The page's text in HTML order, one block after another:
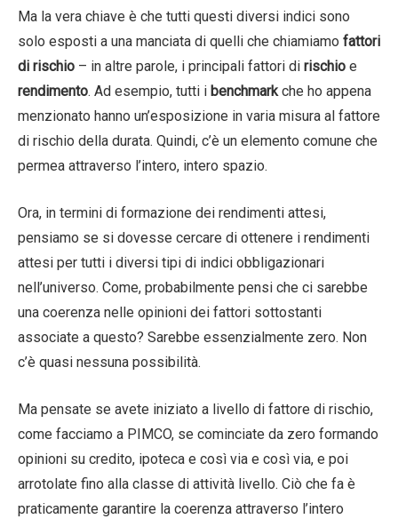
Ma la vera chiave è che tutti questi diversi indici sono
solo esposti a una manciata di quelli che chiamiamo fattori
di rischio – in altre parole, i principali fattori di rischio e
rendimento. Ad esempio, tutti i benchmarkche ho appena
menzionato hanno un’esposizione in varia misura al fattore
di rischio della durata. Quindi, c’è un elemento comune che
permea attraverso l’intero, intero spazio.
Ora, in termini di formazione dei rendimenti attesi,
pensiamo se si dovesse cercare di ottenere i rendimenti
attesi per tutti i diversi tipi di indici obbligazionari
nell’universo. Come, probabilmente pensi che ci sarebbe
una coerenza nelle opinioni dei fattori sottostanti
associate a questo? Sarebbe essenzialmente zero. Non
c’è quasi nessuna possibilità.
Ma pensate se avete iniziato a livello di fattore di rischio,
come facciamo a PIMCO, se cominciate da zero formando
opinioni su credito, ipoteca e così via e così via, e poi
arrotolate fino alla classe di attività livello. Ciò che fa è
praticamente garantire la coerenza attraverso l’intero